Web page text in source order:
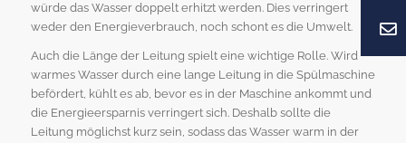
würde das Wasser doppelt erhitzt werden. Dies verringert
weder den Energieverbrauch, noch schont es die Umwelt.
Auch die Länge der Leitung spielt eine wichtige Rolle. Wird
warmes Wasser durch eine lange Leitung in die Spülmaschine
befördert, kühlt es ab, bevor es in der Maschine ankommt und
die Energieersparnis verringert sich. Deshalb sollte die
Leitung möglichst kurz sein, sodass das Wasser warm in der